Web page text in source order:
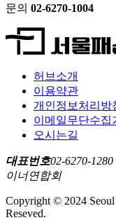
문의 02-6270-1004
허브소개
이용약관
개인정보처리방
이메일무단수집
오시는길
대표번호02-6270-1280
이너연합회
Copyright © 2024
Reseved.